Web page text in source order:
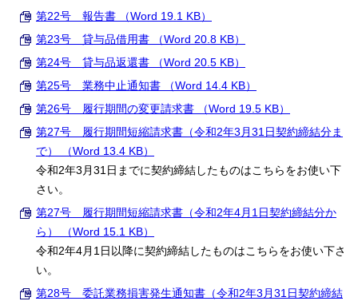
第22号 報告書 （Word 19.1 KB）
第23号 貸与品借用書 （Word 20.8 KB）
第24号 貸与品返還書 （Word 20.5 KB）
第25号 業務中止通知書 （Word 14.4 KB）
第26号 履行期間の変更請求書 （Word 19.5 KB）
第27号 履行期間短縮請求書（令和2年3月31日契約締結分ま
で） （Word 13.4 KB）
令和2年3月31日までに契約締結したものはこちらをお使い下
さい。
第27号 履行期間短縮請求書（令和2年4月1日契約締結分か
ら） （Word 15.1 KB）
令和2年4月1日以降に契約締結したものはこちらをお使い下さ
い。
第28号 委託業務損害発生通知書（令和2年3月31日契約締結